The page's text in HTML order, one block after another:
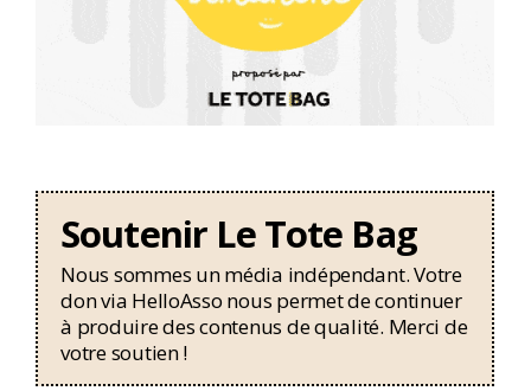
Soutenir Le Tote Bag
Nous sommes un média indépendant. Votre
don via HelloAsso nous permet de continuer
à produire des contenus de qualité. Merci de
votre soutien !